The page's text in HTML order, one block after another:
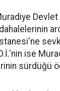
Devlet
ise
sürdüğü